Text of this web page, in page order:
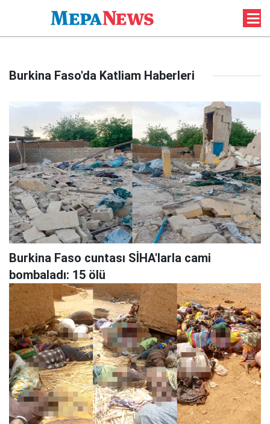
Burkina Faso'da Katliam Haberleri
Burkina Faso cuntası SİHA'larla cami
bombaladı: 15 ölü